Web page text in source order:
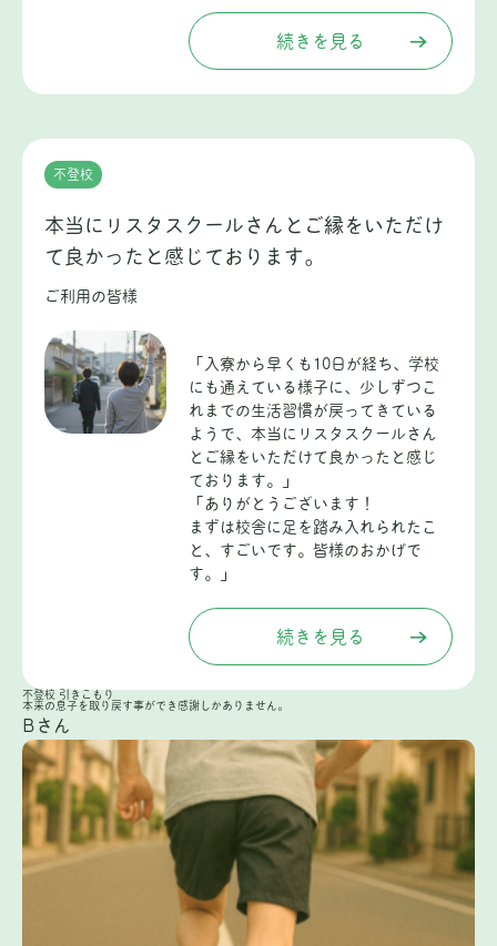
続きを見る
不登校
本当にリスタスクールさんとご縁をいただけ
て良かったと感じております。
ご利用の皆様
「入寮から早くも10日が経ち、学校
にも通えている様子に、少しずつこ
れまでの生活習慣が戻ってきている
ようで、本当にリスタスクールさん
とご縁をいただけて良かったと感じ
ております。」
「ありがとうございます！
まずは校舎に足を踏み入れられたこ
と、すごいです。皆様のおかげで
す。」
続きを見る
不登校 引きこもり
本来の息子を取り戻す事ができ感謝しかありません。
Bさん